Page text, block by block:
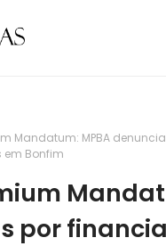
Mandatum: MPBA
em Bonfim
por